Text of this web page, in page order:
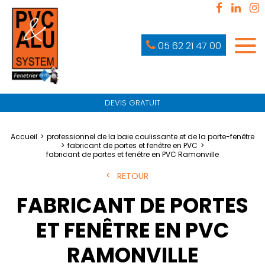
05 62 21 47 00
DEVIS GRATUIT
Accueil
professionnel de la baie coulissante et de la porte-fenêtre
fabricant de portes et fenêtre en PVC
fabricant de portes et fenêtre en PVC Ramonville
RETOUR
FABRICANT DE PORTES
ET FENÊTRE EN PVC
RAMONVILLE